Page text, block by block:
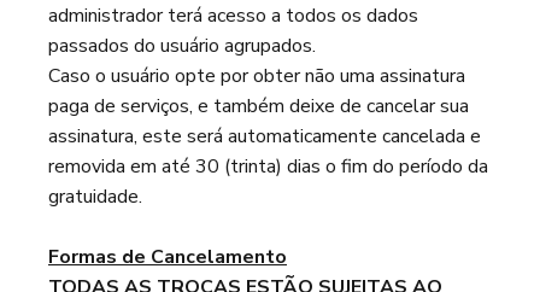
administrador terá acesso a todos os dados
passados do usuário agrupados.
Caso o usuário opte por obter não uma assinatura
paga de serviços, e também deixe de cancelar sua
assinatura, este será automaticamente cancelada e
removida em até 30 (trinta) dias o fim do período da
gratuidade.
Formas de Cancelamento